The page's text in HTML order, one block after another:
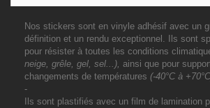
Nos stickers sont en vinyle adhésif avec un
définition et un rendu exceptionnel. Ils sont
pour résister à toutes les conditions
neige, grêle, gel, sel...), ainsi que pour
changements de températures (-40°C à
-
Ils sont plastifiés avec un film de lamination